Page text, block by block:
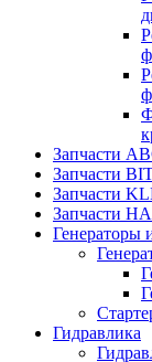
Запчасти
Запчасти
Запчасти
Запчасти
Генераторы
Гидравлика